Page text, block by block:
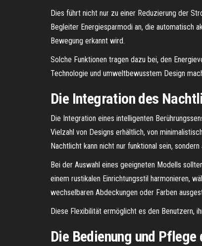
Dies führt nicht nur zu einer Reduzierung der
Begleiter Energiesparmodi an, die automatisch
Bewegung erkannt wird.
Solche Funktionen tragen dazu bei, den
Technologie und umweltbewusstem Design
Die Integration des
Die Integration eines intelligenten
Vielzahl von Designs erhältlich, von
Nachtlicht kann nicht nur funktional sein,
Bei der Auswahl eines geeigneten Modells
einem rustikalen Einrichtungsstil harmonieren,
wechselbaren Abdeckungen oder Farben
Diese Flexibilität ermöglicht es den Benutzern,
Die Bedienung und